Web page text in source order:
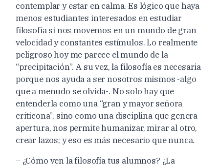
contemplar y estar en calma. Es lógico que haya
menos estudiantes interesados en estudiar
filosofía si nos movemos en un mundo de gran
velocidad y constantes estímulos. Lo realmente
peligroso hoy me parece el mundo de la
“precipitación”. A su vez, la filosofía es necesaria
porque nos ayuda a ser nosotros mismos -algo
que a menudo se olvida-. No solo hay que
entenderla como una “gran y mayor señora
criticona”, sino como una disciplina que genera
apertura, nos permite humanizar, mirar al otro,
crear lazos; y eso es más necesario que nunca.
– ¿Cómo ven la filosofía tus alumnos? ¿La